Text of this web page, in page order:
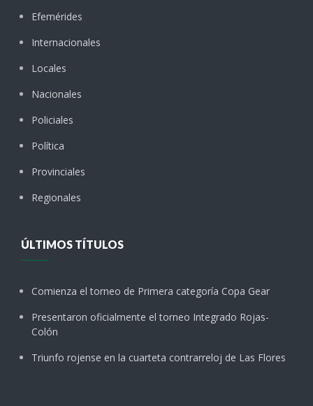
Efemérides
Internacionales
Locales
Nacionales
Policiales
Política
Provinciales
Regionales
ÚLTIMOS TÍTULOS
Comienza el torneo de Primera categoría Copa Gear
Presentaron oficialmente el torneo Integrado Rojas-
Colón
Triunfo rojense en la cuarteta contrarreloj de Las Flores